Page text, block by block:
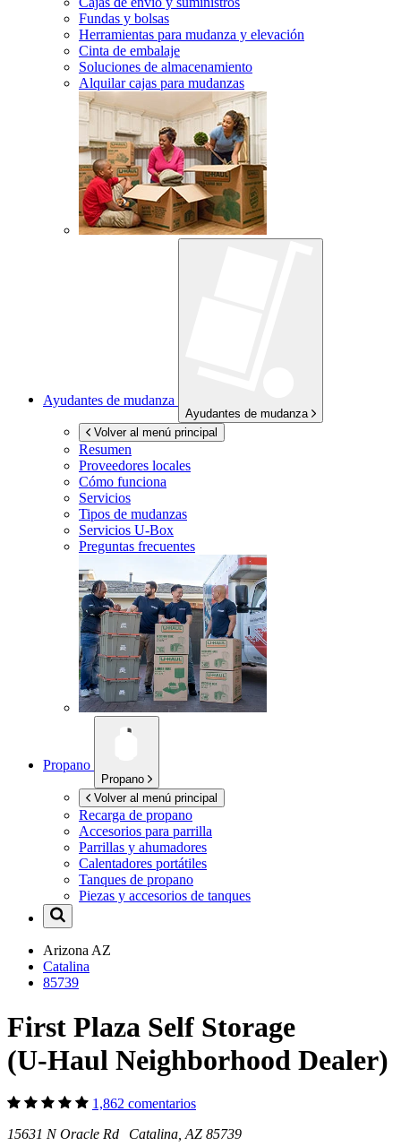
Fundas y bolsas
Herramientas para mudanza y elevación
Cinta de embalaje
Soluciones de almacenamiento
Alquilar cajas para mudanzas
Ayudantes de mudanza
Ayudantes de mudanza
Volver al menú principal
Resumen
Proveedores locales
Cómo funciona
Servicios
Tipos de mudanzas
Servicios U-Box
Preguntas frecuentes
Propano
Propano
Volver al menú principal
Recarga de propano
Accesorios para parrilla
Parrillas y ahumadores
Calentadores portátiles
Tanques de propano
Piezas y accesorios de tanques
Arizona AZ
Catalina
85739
First Plaza Self Storage
(U-Haul Neighborhood Dealer)
1,862 comentarios
15631 N Oracle Rd Catalina, AZ 85739